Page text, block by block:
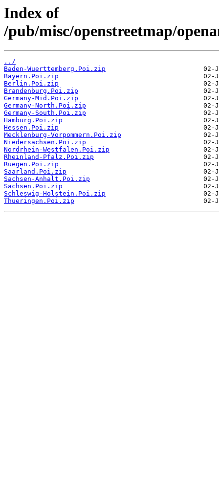
Index of
/pub/misc/openstreetmap/
../
Baden-Wuerttemberg.Poi.zip
Bayern.Poi.zip
Berlin.Poi.zip
Brandenburg.Poi.zip
Germany-Mid.Poi.zip
Germany-North.Poi.zip
Germany-South.Poi.zip
Hamburg.Poi.zip
Hessen.Poi.zip
Mecklenburg-Vorpommern.Poi.zip
Niedersachsen.Poi.zip
Nordrhein-Westfalen.Poi.zip
Rheinland-Pfalz.Poi.zip
Ruegen.Poi.zip
Saarland.Poi.zip
Sachsen-Anhalt.Poi.zip
Sachsen.Poi.zip
Schleswig-Holstein.Poi.zip
Thueringen.Poi.zip